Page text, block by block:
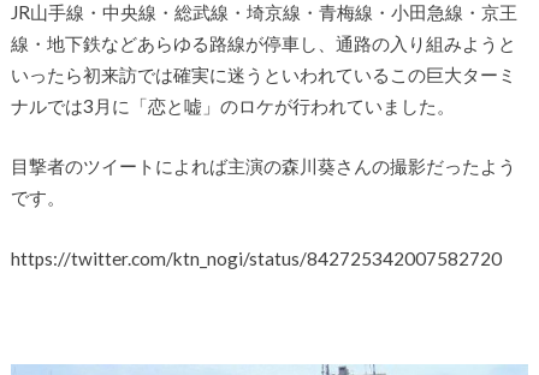
JR山手線・中央線・総武線・埼京線・青梅線・小田急線・京王
線・地下鉄などあらゆる路線が停車し、通路の入り組みようと
いったら初来訪では確実に迷うといわれているこの巨大ターミ
ナルでは3月に「恋と嘘」のロケが行われていました。
目撃者のツイートによれば主演の森川葵さんの撮影だったよう
です。
https://twitter.com/ktn_nogi/status/842725342007582720